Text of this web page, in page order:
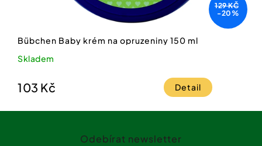
129 KČ
-20%
Bübchen Baby krém na opruzeniny 150 ml
Skladem
103 Kč Detail
Odebírat newsletter